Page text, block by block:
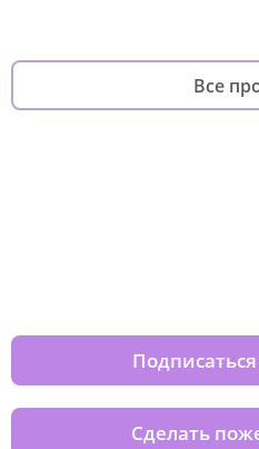
Все
Сделать